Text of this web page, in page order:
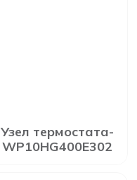
Узел термостата-
WP10HG400E302